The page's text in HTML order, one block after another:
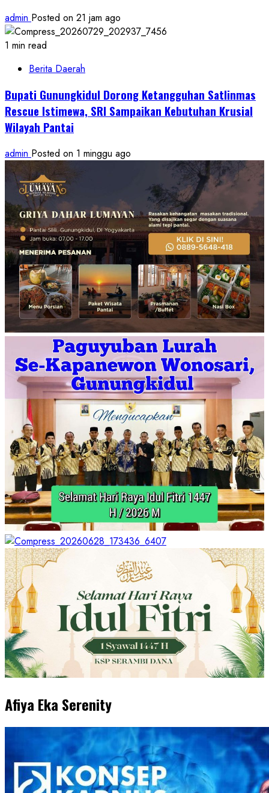
admin Posted on 21 jam ago
1 min read
Berita Daerah
Bupati Gunungkidul Dorong Ketangguhan Satlinmas
Rescue Istimewa, SRI Sampaikan Kebutuhan Krusial
Wilayah Pantai
admin Posted on 1 minggu ago
Afiya Eka Serenity